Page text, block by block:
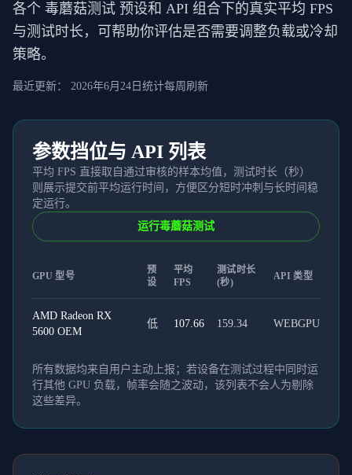
各个 毒蘑菇测试 预设和 API 组合下的真实平均 FPS
与测试时长，可帮助你评估是否需要调整负载或冷却
策略。
最近更新： 2026年6月24日 统计每周刷新
参数挡位与 API 列表
平均 FPS 直接取自通过审核的样本均值，测试时长（秒）
则展示提交前平均运行时间，方便区分短时冲刺与长时间稳
定运行。
运行毒蘑菇测试
GPU 型号
预
设
平均
FPS
测试时长
(秒)
API 类型
AMD Radeon RX
5600 OEM
低 107.66 159.34 WEBGPU
所有数据均来自用户主动上报；若设备在测试过程中同时运
行其他 GPU 负载，帧率会随之波动，该列表不会人为剔除
这些差异。